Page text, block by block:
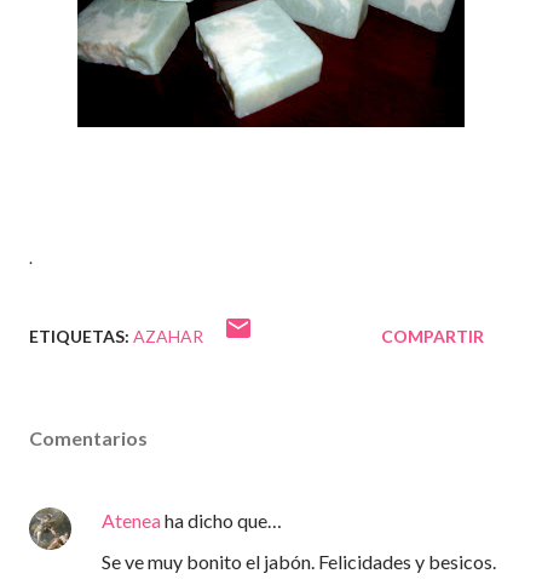
.
ETIQUETAS: AZAHAR COMPARTIR
Comentarios
Ateneaha dicho que…
Se ve muy bonito el jabón. Felicidades y besicos.